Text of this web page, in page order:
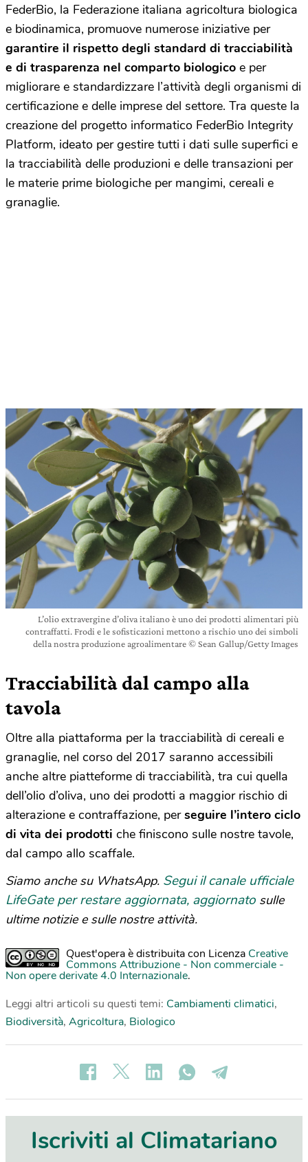
FederBio, la Federazione italiana agricoltura biologica
e biodinamica, promuove numerose iniziative per
garantire il rispetto degli standard di tracciabilità
e di trasparenza nel comparto biologico e per
migliorare e standardizzare l’attività degli organismi di
certificazione e delle imprese del settore. Tra queste la
creazione del progetto informatico FederBio Integrity
Platform, ideato per gestire tutti i dati sulle superfici e
la tracciabilità delle produzioni e delle transazioni per
le materie prime biologiche per mangimi, cereali e
granaglie.
L’olio extravergine d’oliva italiano è uno dei prodotti alimentari più
contraffatti. Frodi e le sofisticazioni mettono a rischio uno dei simboli
della nostra produzione agroalimentare © Sean Gallup/Getty Images
Tracciabilità dal campo alla
tavola
Oltre alla piattaforma per la tracciabilità di cereali e
granaglie, nel corso del 2017 saranno accessibili
anche altre piatteforme di tracciabilità, tra cui quella
dell’olio d’oliva, uno dei prodotti a maggior rischio di
alterazione e contraffazione, perseguire l’intero ciclo
di vita dei prodotti che finiscono sulle nostre tavole,
dal campo allo scaffale.
Siamo anche su WhatsApp. Segui il canale ufficiale
LifeGate per restare aggiornata, aggiornato sulle
ultime notizie e sulle nostre attività.
Quest'opera è distribuita con Licenza Creative
Commons Attribuzione - Non commerciale -
Non opere derivate 4.0 Internazionale.
Leggi altri articoli su questi temi: Cambiamenti climatici,
Biodiversità, Agricoltura, Biologico
Iscriviti al Climatariano